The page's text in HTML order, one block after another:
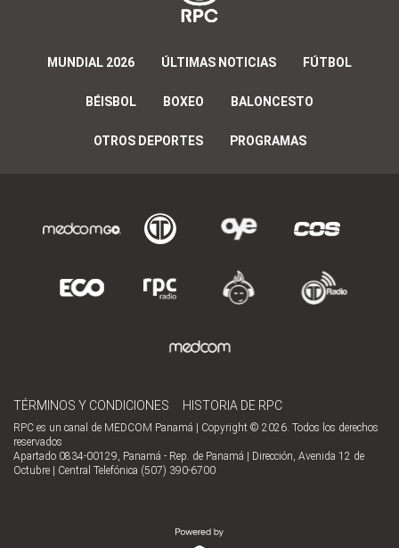
MUNDIAL 2026 ÚLTIMAS NOTICIAS FÚTBOL
BÉISBOL BOXEO BALONCESTO
OTROS DEPORTES PROGRAMAS
TÉRMINOS Y CONDICIONES HISTORIA DE RPC
RPC es un canal de MEDCOM Panamá | Copyright © 2026. Todos los derechos
reservados
Apartado 0834-00129, Panamá - Rep. de Panamá | Dirección, Avenida 12 de
Octubre | Central Telefónica (507) 390-6700